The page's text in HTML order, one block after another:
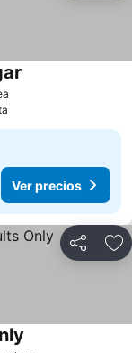
Ver precios
Compartir